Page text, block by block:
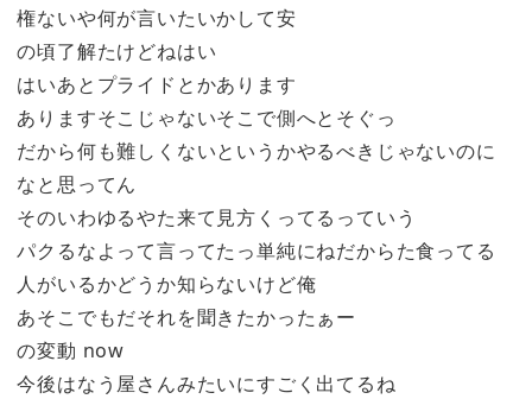
権ないや何が言いたいかして安
の頃了解たけどねはい
はいあとプライドとかあります
ありますそこじゃないそこで側へとそぐっ
だから何も難しくないというかやるべきじゃないのに
なと思ってん
そのいわゆるやた来て見方くってるっていう
パクるなよって言ってたっ単純にねだからた食ってる
人がいるかどうか知らないけど俺
あそこでもだそれを聞きたかったぁー
の変動 now
今後はなう屋さんみたいにすごく出てるね